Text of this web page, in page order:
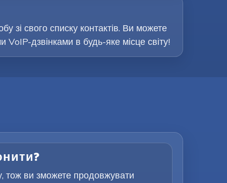
зі свого списку контактів. Ви можете
дзвінками в будь-яке місце світу!
тож ви зможете продовжувати